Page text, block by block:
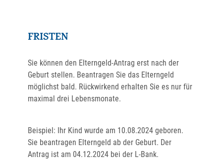
FRISTEN
Sie können den Elterngeld-Antrag erst nach der
Geburt stellen. Beantragen Sie das Elterngeld
möglichst bald. Rückwirkend erhalten Sie es nur für
maximal drei Lebensmonate.
Beispiel: Ihr Kind wurde am 10.08.2024 geboren.
Sie beantragen Elterngeld ab der Geburt. Der
Antrag ist am 04.12.2024 bei der L-Bank.